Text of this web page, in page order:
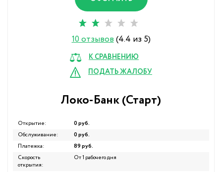
10 отзывов(4.4 из 5)
К СРАВНЕНИЮ
ПОДАТЬ ЖАЛОБУ
Локо-Банк (Старт)
Открытие:
0 руб.
Обслуживание:
0 руб.
Платежка:
89 руб.
Скорость
открытия:
От 1 рабочего дня